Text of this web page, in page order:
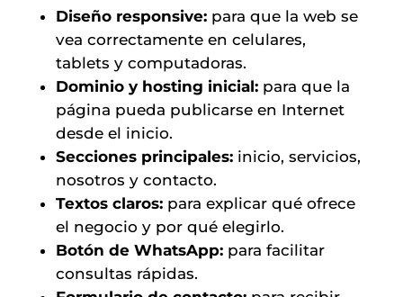
Diseño responsive:para que la web se
vea correctamente en celulares,
tablets y computadoras.
Dominio y hosting inicial:para que la
página pueda publicarse en Internet
desde el inicio.
Secciones principales:inicio, servicios,
nosotros y contacto.
Textos claros:para explicar qué ofrece
el negocio y por qué elegirlo.
Botón de WhatsApp:para facilitar
consultas rápidas.